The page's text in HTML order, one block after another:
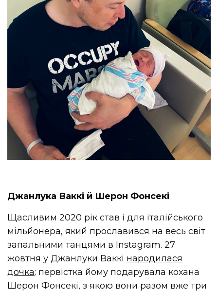
Джанлука Ваккі й Шерон Фонсекі
Щасливим 2020 рік став і для італійського
мільйонера, який прославився на весь світ
запальними танцями в Instagram. 27
жовтня у Джанлуки Ваккі народилася
дочка: первістка йому подарувала кохана
Шерон Фонсекі, з якою вони разом вже три